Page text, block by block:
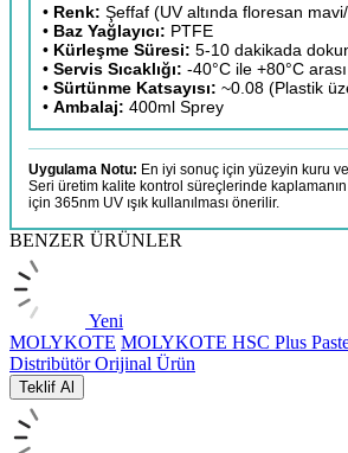
• Renk: Şeffaf (UV altında floresan
• Baz Yağlayıcı: PTFE
• Kürleşme Süresi: 5-10 dakikada
• Servis Sıcaklığı: -40°C ile +80°C arası
• Sürtünme Katsayısı: ~0.08 (Plastik
• Ambalaj: 400ml Sprey
Uygulama Notu: En iyi sonuç için yüzeyin kuru
Seri üretim kalite kontrol süreçlerinde kaplamanın
için 365nm UV ışık kullanılması önerilir.
BENZER ÜRÜNLER
Yeni
MOLYKOTE MOLYKOTE HSC Plus
Distribütör Orijinal Ürün
Teklif Al